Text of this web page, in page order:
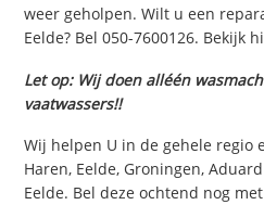
weer geholpen. Wilt u een
Eelde? Bel 050-7600126. Bekijk
Let op: Wij doen alléén
vaatwassers!!
Wij helpen U in de gehele regio
Haren, Eelde, Groningen,
Eelde. Bel deze ochtend nog